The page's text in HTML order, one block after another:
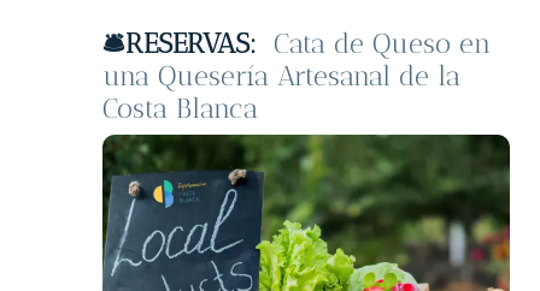
🛎️RESERVAS: Cata de Queso en
una Quesería Artesanal de la
Costa Blanca